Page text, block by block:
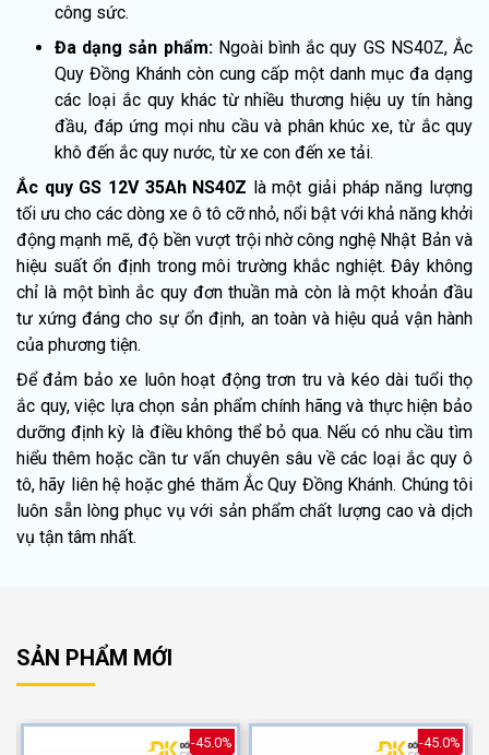
công sức.
Đa dạng sản phẩm: Ngoài bình ắc quy GS NS40Z, Ắc
Quy Đồng Khánh còn cung cấp một danh mục đa dạng
các loại ắc quy khác từ nhiều thương hiệu uy tín hàng
đầu, đáp ứng mọi nhu cầu và phân khúc xe, từ ắc quy
khô đến ắc quy nước, từ xe con đến xe tải.
Ắc quy GS 12V 35Ah NS40Z là một giải pháp năng lượng
tối ưu cho các dòng xe ô tô cỡ nhỏ, nổi bật với khả năng khởi
động mạnh mẽ, độ bền vượt trội nhờ công nghệ Nhật Bản và
hiệu suất ổn định trong môi trường khắc nghiệt. Đây không
chỉ là một bình ắc quy đơn thuần mà còn là một khoản đầu
tư xứng đáng cho sự ổn định, an toàn và hiệu quả vận hành
của phương tiện.
Để đảm bảo xe luôn hoạt động trơn tru và kéo dài tuổi thọ
ắc quy, việc lựa chọn sản phẩm chính hãng và thực hiện bảo
dưỡng định kỳ là điều không thể bỏ qua. Nếu có nhu cầu tìm
hiểu thêm hoặc cần tư vấn chuyên sâu về các loại ắc quy ô
tô, hãy liên hệ hoặc ghé thăm Ắc Quy Đồng Khánh. Chúng tôi
luôn sẵn lòng phục vụ với sản phẩm chất lượng cao và dịch
vụ tận tâm nhất.
SẢN PHẨM MỚI
-45.0% -45.0%